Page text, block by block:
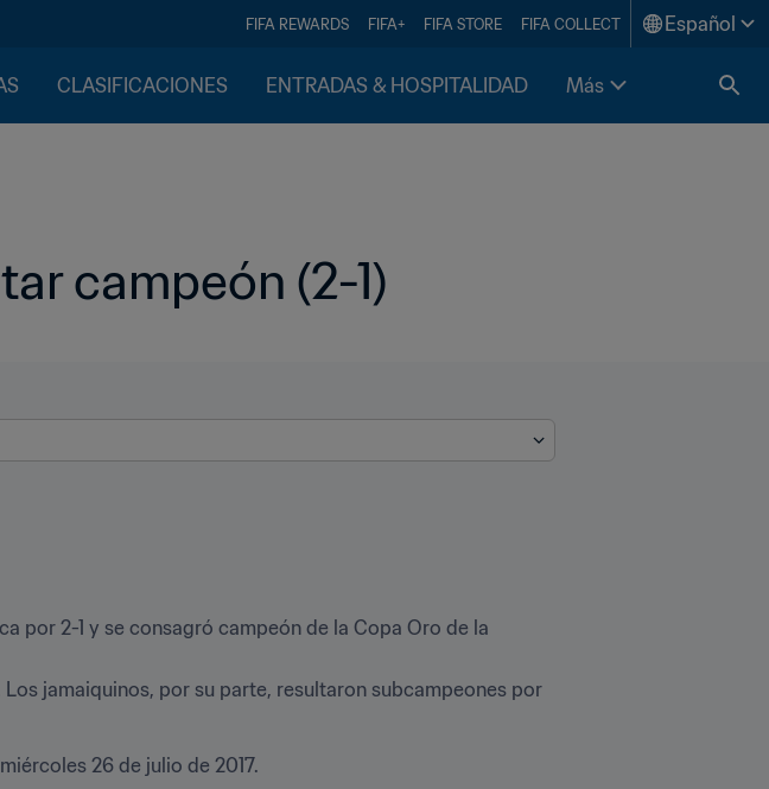
FIFA REWARDS FIFA+ FIFA STORE FIFA COLLECT Español
CLASIFICACIONES ENTRADAS & HOSPITALIDAD Más
campeón (2-1)
por 2-1 y se consagró campeón de la Copa Oro de la
jamaiquinos, por su parte, resultaron subcampeones por
26 de julio de 2017.